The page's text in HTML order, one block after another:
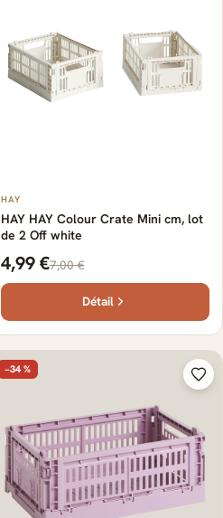
HAY
HAY HAY Colour Crate Mini cm, lot
de 2 Off white
4,99 €7,00 €
Détail
−34 %